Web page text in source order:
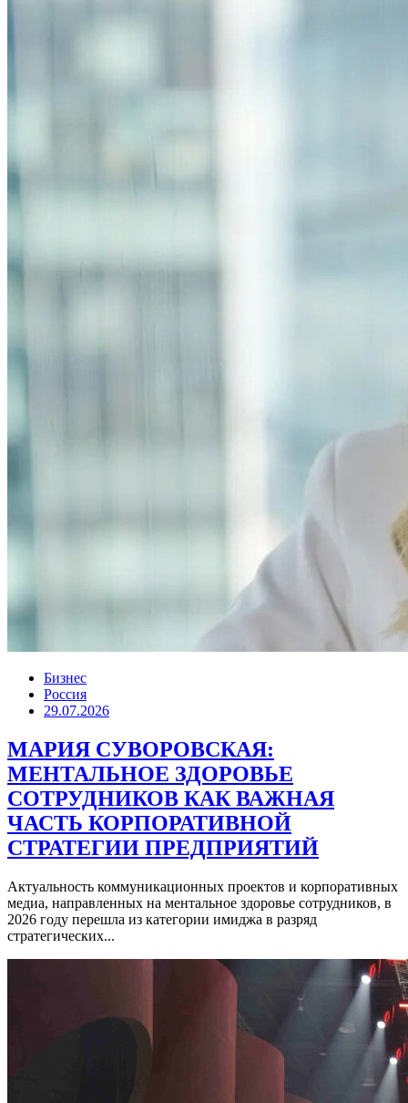
Бизнес
Россия
29.07.2026
МАРИЯ СУВОРОВСКАЯ:
МЕНТАЛЬНОЕ ЗДОРОВЬЕ
СОТРУДНИКОВ КАК ВАЖНАЯ
ЧАСТЬ КОРПОРАТИВНОЙ
СТРАТЕГИИ ПРЕДПРИЯТИЙ
Актуальность коммуникационных проектов и корпоративных
медиа, направленных на ментальное здоровье сотрудников, в
2026 году перешла из категории имиджа в разряд
стратегических...